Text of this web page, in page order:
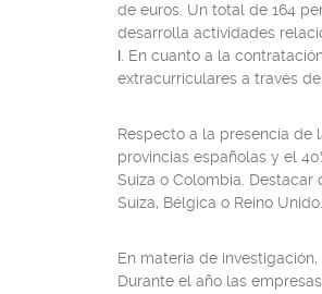
de euros. Un total de 164
desarrolla actividades
I . En cuanto a la
extracurriculares a través
Respecto a la presencia de
provincias españolas y el
Suiza o Colombia.
Suiza, Bélgica o Reino Unido.
En materia de
Durante el año las